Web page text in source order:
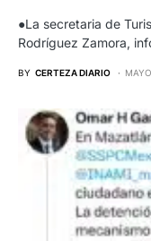
●La secretaria de
Rodríguez Zamora,
BY CERTEZA DIARIO